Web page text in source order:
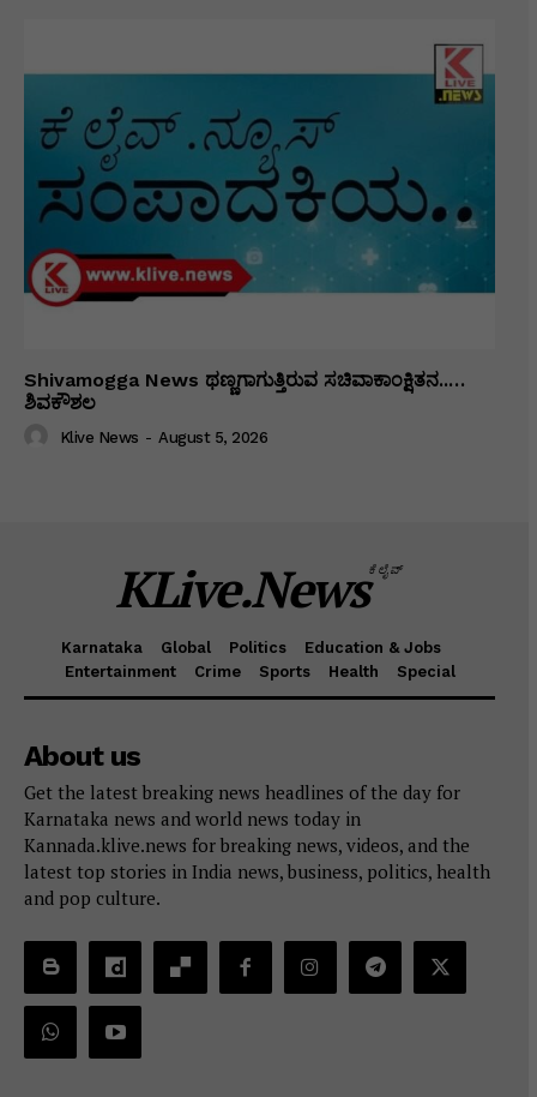
Shivamogga News ಥಣ್ಣಗಾಗುತ್ತಿರುವ ಸಚಿವಾಕಾಂಕ್ಷಿತನ..…
ಶಿವಕೌಶಲ
Klive News - August 5, 2026
KLive.Newsಕೆಲೈವ್
Karnataka Global Politics
Education & Jobs
Entertainment
Crime Sports Health Special
About us
Get the latest breaking news headlines of the day for
Karnataka news and world news today in
Kannada.klive.news for breaking news, videos, and the
latest top stories in India news, business, politics, health
and pop culture.